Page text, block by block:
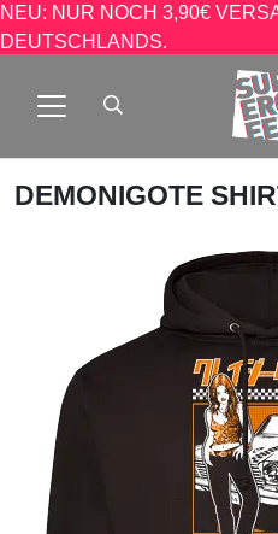
NEU: NUR NOCH 3,90€
DEUTSCHLANDS.
DEMONIGOTE